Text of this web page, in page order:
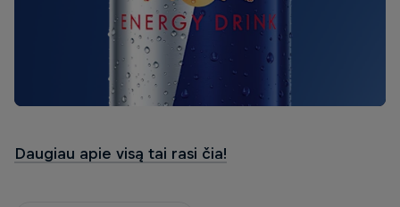
Daugiau apie visą tai rasi čia!